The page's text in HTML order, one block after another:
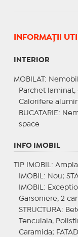
INFORMAŢII
INTERIOR
MOBILAT :
Parchet laminat,
Calorifere
BUCATARIE :
space
INFO IMOBIL
TIP IMOBIL :
IMOBIL : Nou;
IMOBIL :
Garsoniere, 2
STRUCTURA:
Tencuiala,
Caramida;